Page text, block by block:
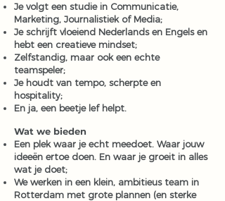
Je volgt een studie in Communicatie,
Marketing, Journalistiek of Media;
Je schrijft vloeiend Nederlands en Engels en
hebt een creatieve mindset;
Zelfstandig, maar ook een echte
teamspeler;
Je houdt van tempo, scherpte en
hospitality;
En ja, een beetje lef helpt.
Wat we bieden
Een plek waar je echt meedoet. Waar jouw
ideeën ertoe doen. En waar je groeit in alles
wat je doet;
We werken in een klein, ambitieus team in
Rotterdam met grote plannen (en sterke